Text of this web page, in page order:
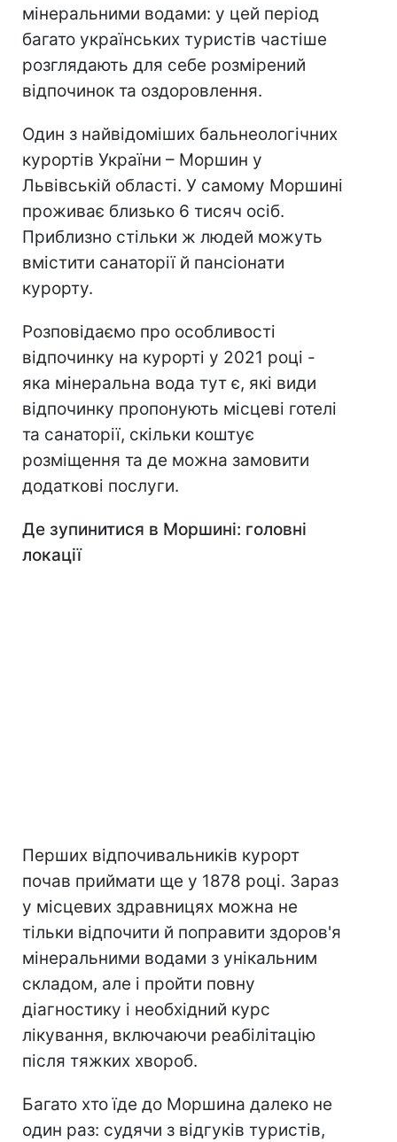
мінеральними водами: у цей період
багато українських туристів частіше
розглядають для себе розмірений
відпочинок та оздоровлення.
Один з найвідоміших бальнеологічних
курортів України – Моршин у
Львівській області. У самому Моршині
проживає близько 6 тисяч осіб.
Приблизно стільки ж людей можуть
вмістити санаторії й пансіонати
курорту.
Розповідаємо про особливості
відпочинку на курорті у 2021 році -
яка мінеральна вода тут є, які види
відпочинку пропонують місцеві готелі
та санаторії, скільки коштує
розміщення та де можна замовити
додаткові послуги.
Де зупинитися в Моршині: головні
локації
Перших відпочивальників курорт
почав приймати ще у 1878 році. Зараз
у місцевих здравницях можна не
тільки відпочити й поправити здоров'я
мінеральними водами з унікальним
складом, але і пройти повну
діагностику і необхідний курс
лікування, включаючи реабілітацію
після тяжких хвороб.
Багато хто їде до Моршина далеко не
один раз: судячи з відгуків туристів,